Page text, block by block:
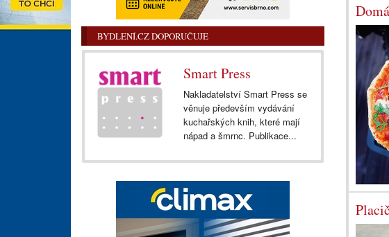
BYDLENÍ.CZ DOPORUČUJE
Smart Press
Nakladatelství Smart Press se
věnuje především vydávání
kuchařských knih, které mají
nápad a šmrnc. Publikace...